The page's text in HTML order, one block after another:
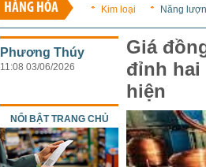
HÀNG HÓA Kim loại Năng
Giá
đỉnh
hiện
Phương Thúy
11:08 03/06/2026
NỔI BẬT TRANG CHỦ